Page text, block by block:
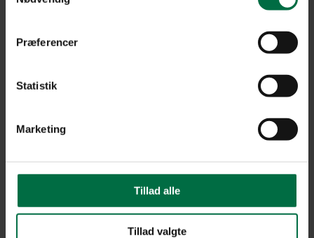
Præferencer
Statistik
Marketing
Tillad alle
Tillad valgte